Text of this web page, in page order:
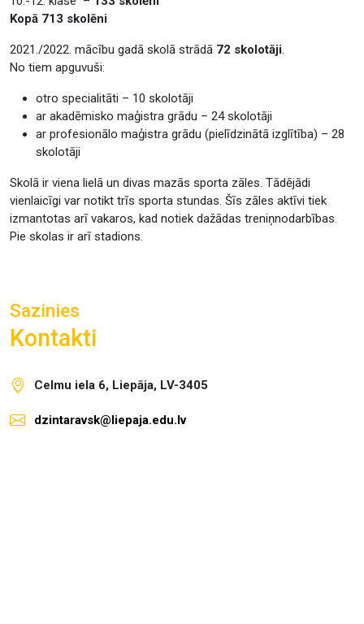
Kopā 713 skolēni
2021./2022. mācību gadā skolā strādā 72 skolotāji.
No tiem apguvuši:
otro specialitāti – 10 skolotāji
ar akadēmisko maģistra grādu – 24 skolotāji
ar profesionālo maģistra grādu (pielīdzinātā izglītība) – 28
skolotāji
Skolā ir viena lielā un divas mazās sporta zāles. Tādējādi
vienlaicīgi var notikt trīs sporta stundas. Šīs zāles aktīvi tiek
izmantotas arī vakaros, kad notiek dažādas treniņnodarbības.
Pie skolas ir arī stadions.
Sazinies
Kontakti
Celmu iela 6, Liepāja, LV-3405
dzintaravsk@liepaja.edu.lv